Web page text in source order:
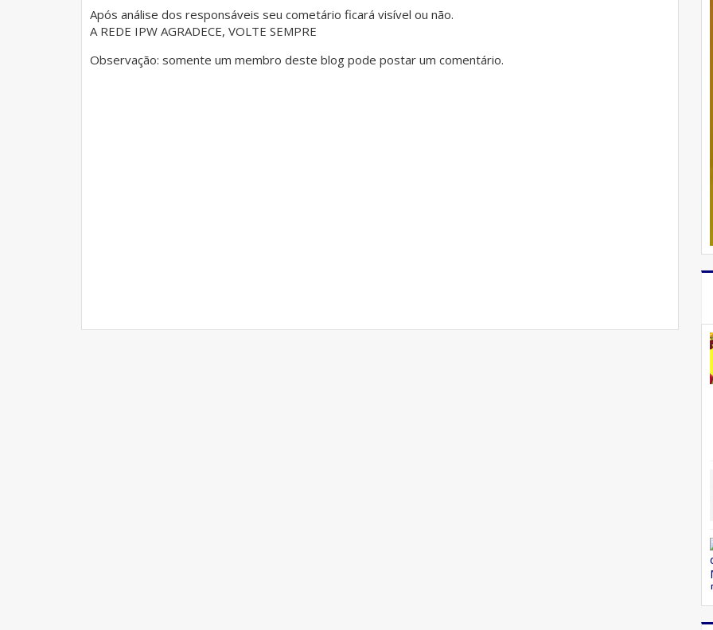
Após análise dos responsáveis seu cometário ficará visível ou não.
A REDE IPW AGRADECE, VOLTE SEMPRE
Observação: somente um membro deste blog pode postar um comentário.